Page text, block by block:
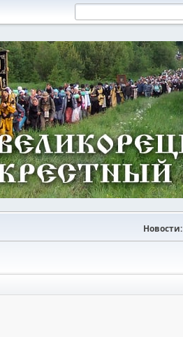
Новости: